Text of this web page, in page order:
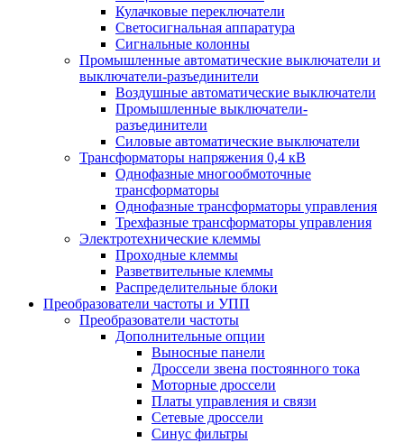
Кулачковые переключатели
Светосигнальная аппаратура
Сигнальные колонны
Промышленные автоматические выключатели и
выключатели-разъединители
Воздушные автоматические выключатели
Промышленные выключатели-
разъединители
Силовые автоматические выключатели
Трансформаторы напряжения 0,4 кВ
Однофазные многообмоточные
трансформаторы
Однофазные трансформаторы управления
Трехфазные трансформаторы управления
Электротехнические клеммы
Проходные клеммы
Разветвительные клеммы
Распределительные блоки
Преобразователи частоты и УПП
Преобразователи частоты
Дополнительные опции
Выносные панели
Дроссели звена постоянного тока
Моторные дроссели
Платы управления и связи
Сетевые дроссели
Синус фильтры